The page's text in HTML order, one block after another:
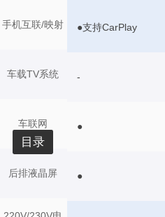
手机互联/映射
车载TV系统
车联网
后排液晶屏
●支持CarPlay
-
●
●
目录